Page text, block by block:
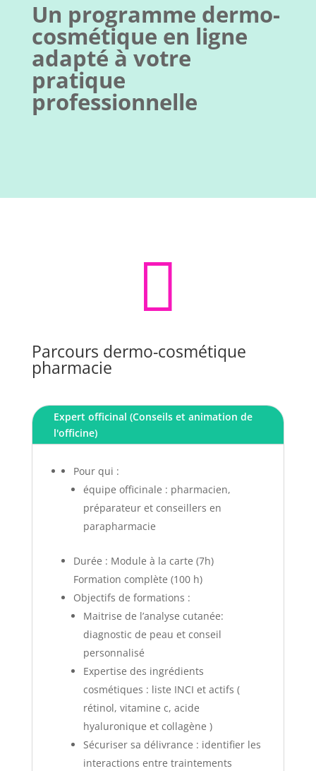
Un programme dermo-
cosmétique en ligne
adapté à votre
pratique
professionnelle

Parcours dermo-cosmétique
pharmacie
Expert officinal (Conseils et animation de
l'officine)
Pour qui :
équipe officinale : pharmacien,
préparateur et conseillers en
parapharmacie
Durée : Module à la carte (7h)
Formation complète (100 h)
Objectifs de formations :
Maitrise de l’analyse cutanée:
diagnostic de peau et conseil
personnalisé
Expertise des ingrédients
cosmétiques : liste INCI et actifs (
rétinol, vitamine c, acide
hyaluronique et collagène )
Sécuriser sa délivrance : identifier les
interactions entre traintements